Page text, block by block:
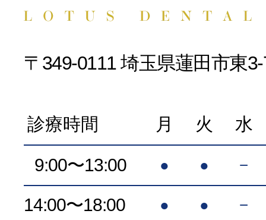
〒349-0111 埼玉県蓮田市東
診療時間 月 火 水
9:00〜13:00 ● ● −
14:00〜18:00 ● ● −